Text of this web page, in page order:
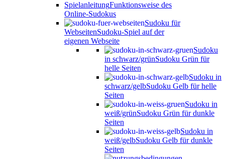
SpielanleitungFunktionsweise des
Online-Sudokus
Sudoku für
WebseitenSudoku-Spiel auf der
eigenen Webseite
Sudoku
in schwarz/grünSudoku Grün für
helle Seiten
Sudoku in
schwarz/gelbSudoku Gelb für helle
Seiten
Sudoku in
weiß/grünSudoku Grün für dunkle
Seiten
Sudoku in
weiß/gelbSudoku Gelb für dunkle
Seiten